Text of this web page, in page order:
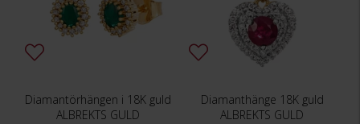
Diamantörhängen i 18K guld
ALBREKTS GULD
Diamanthänge 18K guld
ALBREKTS GULD